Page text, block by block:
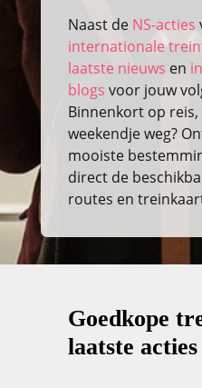
Naast de NS-acties
internationale
laatste nieuws en
blogs voor jouw
Binnenkort op
weekendje weg?
mooiste
direct de
routes en
Goedkope
laatste acties